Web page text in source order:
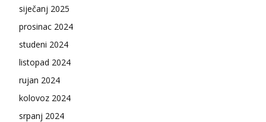
siječanj 2025
prosinac 2024
studeni 2024
listopad 2024
rujan 2024
kolovoz 2024
srpanj 2024